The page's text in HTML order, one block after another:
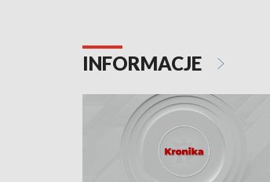
INFORMACJE